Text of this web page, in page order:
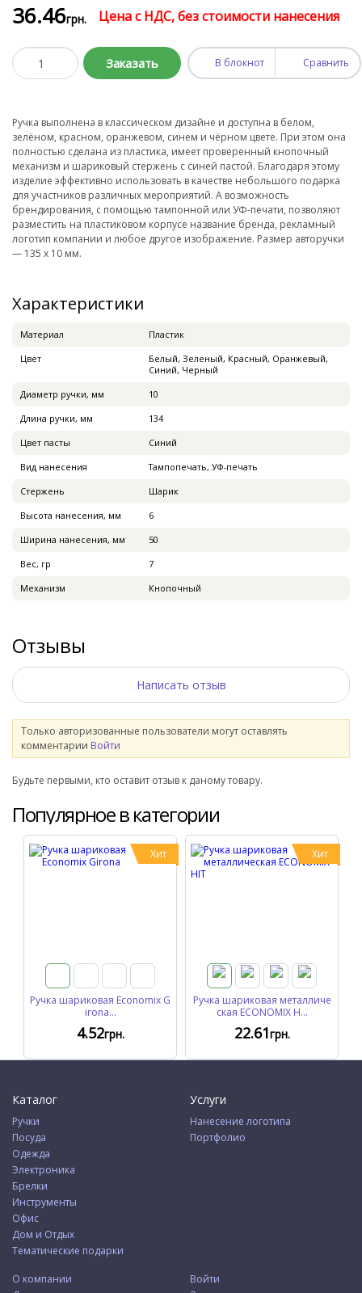
36.46грн. Цена с НДС, без стоимости нанесения
Заказать В блокнот Сравнить
Ручка выполнена в классическом дизайне и доступна в белом,
зелёном, красном, оранжевом, синем и чёрном цвете. При этом она
полностью сделана из пластика, имеет проверенный кнопочный
механизм и шариковый стержень с синей пастой. Благодаря этому
изделие эффективно использовать в качестве небольшого подарка
для участников различных мероприятий. А возможность
брендирования, с помощью тампонной или УФ-печати, позволяют
разместить на пластиковом корпусе название бренда, рекламный
логотип компании и любое другое изображение. Размер авторучки
— 135 х 10 мм.
Характеристики
Материал
Пластик
Цвет
Белый, Зеленый, Красный, Оранжевый,
Синий, Черный
Диаметр ручки, мм
10
Длина ручки, мм
134
Цвет пасты
Синий
Вид нанесения
Тампопечать, УФ-печать
Стержень
Шарик
Высота нанесения, мм
6
Ширина нанесения, мм
50
Вес, гр
7
Механизм
Кнопочный
Отзывы
Написать отзыв
Только авторизованные пользователи могут оставлять
комментарии Войти
Будьте первыми, кто оставит отзыв к даному товару.
Популярное в категории
Хит
Ручка шариковая Economix G
irona...
4.52грн.
Хит
Ручка шариковая металличе
ская ECONOMIX H...
22.61грн.
Каталог
Ручки
Посуда
Одежда
Электроника
Брелки
Инструменты
Офис
Дом и Отдых
Тематические подарки
Услуги
Нанесение логотипа
Портфолио
О компании
Войти